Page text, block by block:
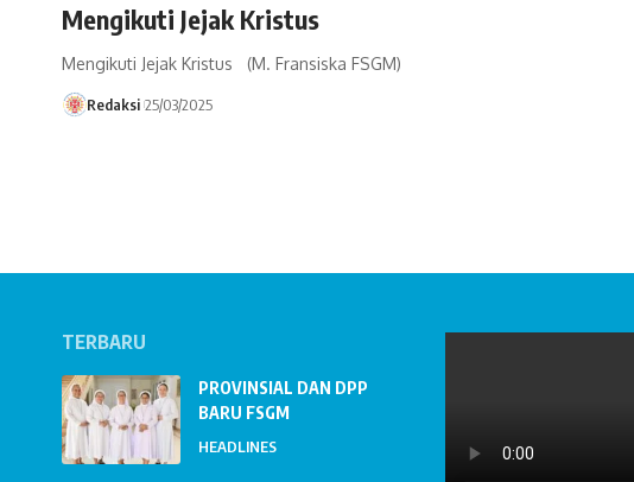
Mengikuti Jejak Kristus
Mengikuti Jejak Kristus (M. Fransiska FSGM)
Redaksi 25/03/2025
TERBARU
PROVINSIAL DAN DPP
BARU FSGM
HEADLINES